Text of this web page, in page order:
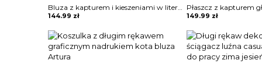
144.99 zł 149.99 zł